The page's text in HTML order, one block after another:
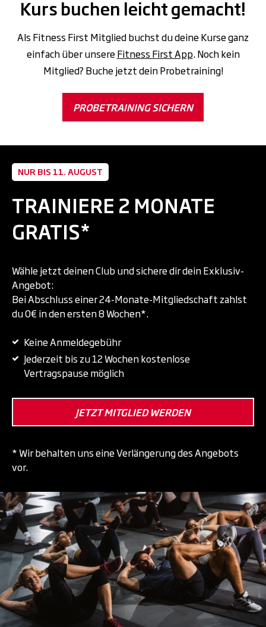
Kurs buchen leicht gemacht!
Als Fitness First Mitglied buchst du deine Kurse ganz
einfach über unsereFitness First App. Noch kein
Mitglied? Buche jetzt dein Probetraining!
PROBETRAINING SICHERN
NUR BIS 11. AUGUST
TRAINIERE 2 MONATE
GRATIS*
Wähle jetzt deinen Club und sichere dir dein Exklusiv-
Angebot:
Bei Abschluss einer 24-Monate-Mitgliedschaft zahlst
du 0€ in den ersten 8 Wochen*.
Keine Anmeldegebühr
Jederzeit bis zu 12 Wochen kostenlose
Vertragspause möglich
JETZT MITGLIED WERDEN
* Wir behalten uns eine Verlängerung des Angebots
vor.